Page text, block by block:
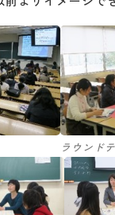
ラウンド